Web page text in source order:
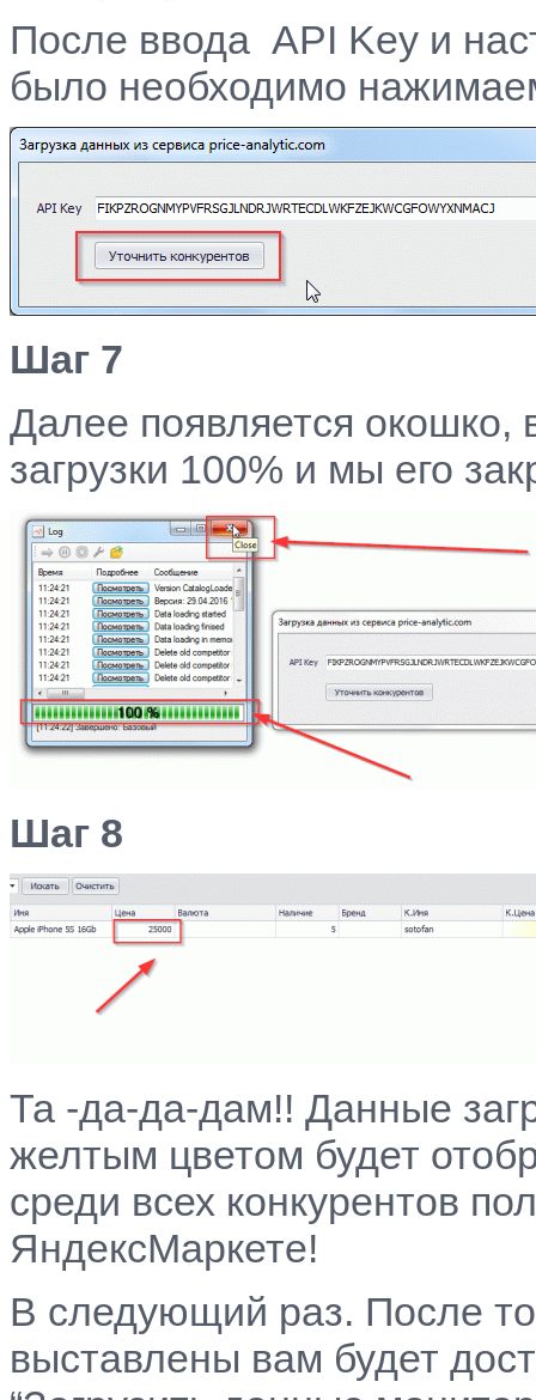
После ввода API Key и
было необходимо
Шаг 7
Далее появляется окошко,
загрузки 100% и мы его
Шаг 8
Та -да-да-дам!! Данные
желтым цветом будет
среди всех конкурентов
ЯндексМаркете!
В следующий раз. После
выставлены вам будет